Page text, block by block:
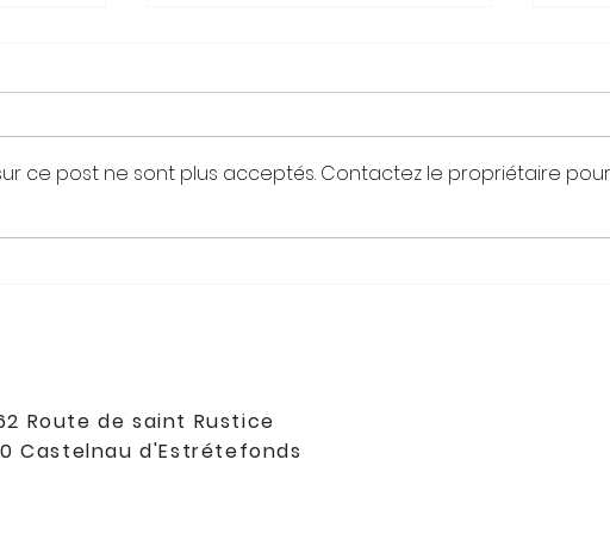
Génération Millennials (1990+)
La
ce post ne sont plus acceptés. Contactez le propriétaire pour
Route de saint Rustice
Castelnau d'Estrétefonds